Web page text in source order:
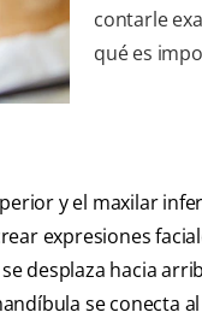
contarle
qué es
y el maxilar
expresiones
desplaza hacia
se conecta